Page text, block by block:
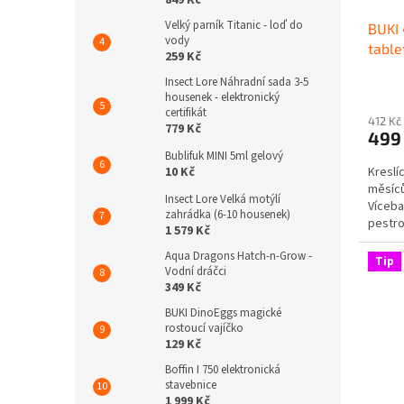
Velký parník Titanic - loď do
vody
259 Kč
Insect Lore Náhradní sada 3-5
housenek - elektronický
certifikát
779 Kč
Bublifuk MINI 5ml gelový
10 Kč
Insect Lore Velká motýlí
zahrádka (6-10 housenek)
1 579 Kč
Aqua Dragons Hatch-n-Grow -
Vodní dráčci
349 Kč
BUKI DinoEggs magické
rostoucí vajíčko
129 Kč
Boffin I 750 elektronická
stavebnice
412
Tip